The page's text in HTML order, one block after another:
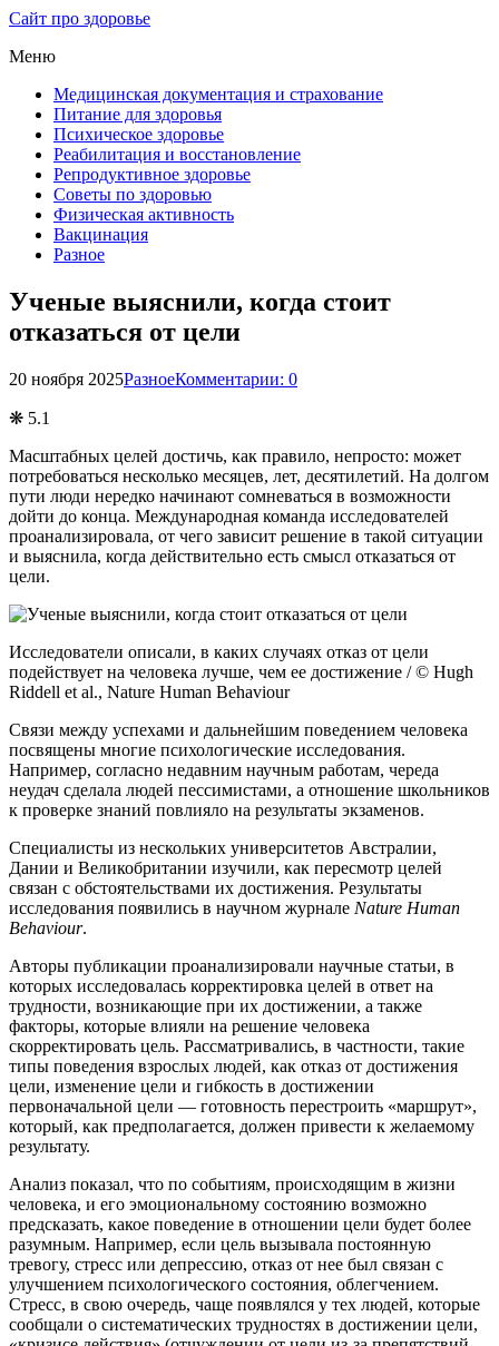
Сайт про здоровье
Меню
Медицинская документация и страхование
Питание для здоровья
Психическое здоровье
Реабилитация и восстановление
Репродуктивное здоровье
Советы по здоровью
Физическая активность
Вакцинация
Разное
Ученые выяснили, когда стоит
отказаться от цели
20 ноября 2025РазноеКомментарии: 0
❋ 5.1
Масштабных целей достичь, как правило, непросто: может
потребоваться несколько месяцев, лет, десятилетий. На долгом
пути люди нередко начинают сомневаться в возможности
дойти до конца. Международная команда исследователей
проанализировала, от чего зависит решение в такой ситуации
и выяснила, когда действительно есть смысл отказаться от
цели.
Исследователи описали, в каких случаях отказ от цели
подействует на человека лучше, чем ее достижение / © Hugh
Riddell et al., Nature Human Behaviour
Связи между успехами и дальнейшим поведением человека
посвящены многие психологические исследования.
Например, согласно недавним научным работам, череда
неудач сделала людей пессимистами, а отношение школьников
к проверке знаний повлияло на результаты экзаменов.
Специалисты из нескольких университетов Австралии,
Дании и Великобритании изучили, как пересмотр целей
связан с обстоятельствами их достижения. Результаты
исследования появились в научном журнале Nature Human
Behaviour.
Авторы публикации проанализировали научные статьи, в
которых исследовалась корректировка целей в ответ на
трудности, возникающие при их достижении, а также
факторы, которые влияли на решение человека
скорректировать цель. Рассматривались, в частности, такие
типы поведения взрослых людей, как отказ от достижения
цели, изменение цели и гибкость в достижении
первоначальной цели — готовность перестроить «маршрут»,
который, как предполагается, должен привести к желаемому
результату.
Анализ показал, что по событиям, происходящим в жизни
человека, и его эмоциональному состоянию возможно
предсказать, какое поведение в отношении цели будет более
разумным. Например, если цель вызывала постоянную
тревогу, стресс или депрессию, отказ от нее был связан с
улучшением психологического состояния, облегчением.
Стресс, в свою очередь, чаще появлялся у тех людей, которые
сообщали о систематических трудностях в достижении цели,